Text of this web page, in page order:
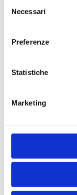
delNecessari
Preferenze
Statistiche
Marketing
* Nome
Cognome